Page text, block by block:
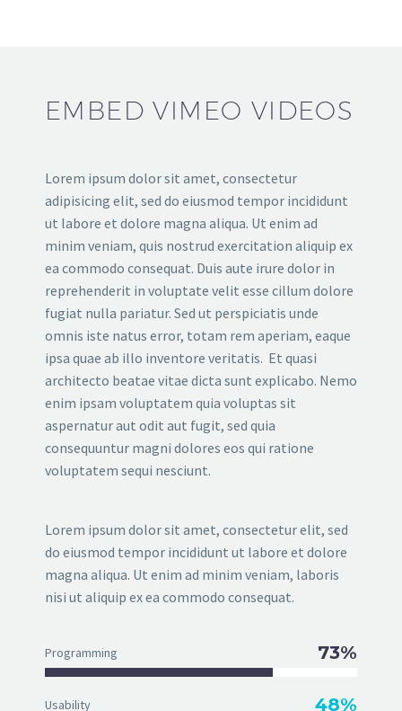
EMBED VIMEO VIDEOS
Lorem ipsum dolor sit amet, consectetur
adipisicing elit, sed do eiusmod tempor incididunt
ut labore et dolore magna aliqua. Ut enim ad
minim veniam, quis nostrud exercitation aliquip ex
ea commodo consequat. Duis aute irure dolor in
reprehenderit in voluptate velit esse cillum dolore
fugiat nulla pariatur. Sed ut perspiciatis unde
omnis iste natus error, totam rem aperiam, eaque
ipsa quae ab illo inventore veritatis. Et quasi
architecto beatae vitae dicta sunt explicabo. Nemo
enim ipsam voluptatem quia voluptas sit
aspernatur aut odit aut fugit, sed quia
consequuntur magni dolores eos qui ratione
voluptatem sequi nesciunt.
Lorem ipsum dolor sit amet, consectetur elit, sed
do eiusmod tempor incididunt ut labore et dolore
magna aliqua. Ut enim ad minim veniam, laboris
nisi ut aliquip ex ea commodo consequat.
Programming 73%
Usability 48%